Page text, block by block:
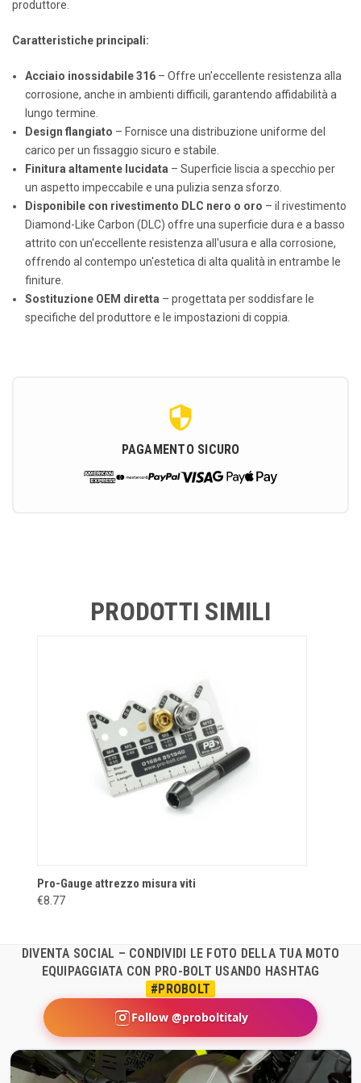
produttore.
Caratteristiche principali:
Acciaio inossidabile 316 – Offre un'eccellente resistenza alla
corrosione, anche in ambienti difficili, garantendo affidabilità a
lungo termine.
Design flangiato – Fornisce una distribuzione uniforme del
carico per un fissaggio sicuro e stabile.
Finitura altamente lucidata – Superficie liscia a specchio per
un aspetto impeccabile e una pulizia senza sforzo.
Disponibile con rivestimento DLC nero o oro – il rivestimento
Diamond-Like Carbon (DLC) offre una superficie dura e a basso
attrito con un'eccellente resistenza all'usura e alla corrosione,
offrendo al contempo un'estetica di alta qualità in entrambe le
finiture.
Sostituzione OEM diretta – progettata per soddisfare le
specifiche del produttore e le impostazioni di coppia.
PAGAMENTO SICURO
PRODOTTI SIMILI
Pro-Gauge attrezzo misura viti
€8.77
DIVENTA SOCIAL – CONDIVIDI LE FOTO DELLA TUA MOTO
EQUIPAGGIATA CON PRO-BOLT USANDO HASHTAG
#PROBOLT
Follow @proboltitaly